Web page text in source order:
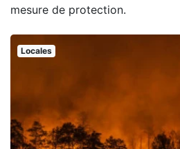
mesure de protection.
Locales